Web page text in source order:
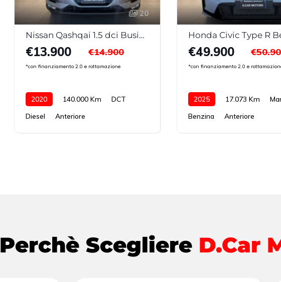
20
Nissan Qashqai 1.5 dci Business 115cv DCT My20
€13.900
*con finanziamento 2.0 e rottamazione
€14.900
2020 140.000 Km
DCT
Diesel
Anteriore
Honda Civic Type R
€49.900
*con finanziamento 2.0 e
2025 17.073 Km
Benzina
Anteriore
Perchè ScegliereD.Car